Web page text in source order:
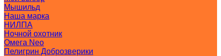
Мышильд
Наша марка
НИЛПА
Ночной охотник
Омега Neo
Пелигрин Доброзверики